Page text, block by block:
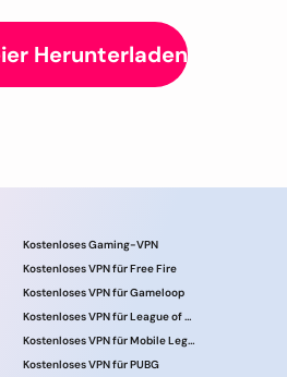
Herunterladen
Kostenloses Gaming-VPN
Kostenloses VPN für Free Fire
Kostenloses VPN für Gameloop
Kostenloses VPN für League of Legends
Kostenloses VPN für Mobile Legends
Kostenloses VPN für PUBG